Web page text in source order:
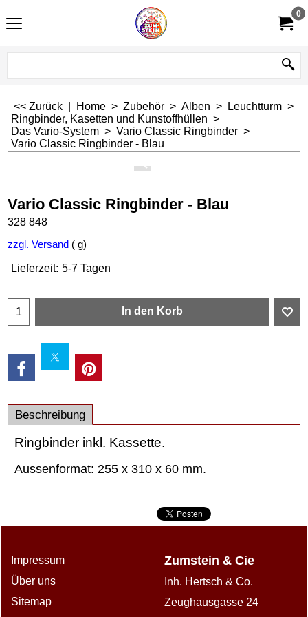
0
<< Zurück Home > Zubehör > Alben > Leuchtturm >
Ringbinder, Kasetten und Kunstoffhüllen >
Das Vario-System > Vario Classic Ringbinder >
Vario Classic Ringbinder - Blau
Vario Classic Ringbinder - Blau
328 848
zzgl. Versand g
Lieferzeit: 5-7 Tagen
In den Korb
Beschreibung
Ringbinder inkl. Kassette.
Aussenformat: 255 x 310 x 60 mm.
Zumstein & Cie
Inh. Hertsch & Co.
Zeughausgasse 24
Impressum
Über uns
Sitemap